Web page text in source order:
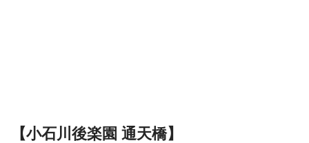
【小石川後楽園 通天橋】